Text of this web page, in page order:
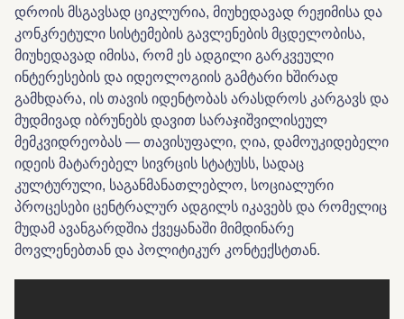
დროის მსგავსად ციკლურია, მიუხედავად რეჟიმისა და
კონკრეტული სისტემების გავლენების მცდელობისა,
მიუხედავად იმისა, რომ ეს ადგილი გარკვეული
ინტერესების და იდეოლოგიის გამტარი ხშირად
გამხდარა, ის თავის იდენტობას არასდროს კარგავს და
მუდმივად იბრუნებს დავით სარაჯიშვილისეულ
მემკვიდრეობას — თავისუფალი, ღია, დამოუკიდებელი
იდეის მატარებელ სივრცის სტატუსს, სადაც
კულტურული, საგანმანათლებლო, სოციალური
პროცესები ცენტრალურ ადგილს იკავებს და რომელიც
მუდამ ავანგარდშია ქვეყანაში მიმდინარე
მოვლენებთან და პოლიტიკურ კონტექსტთან.